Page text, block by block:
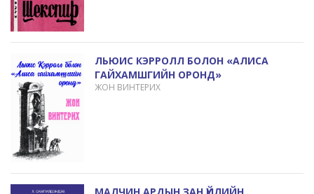
ЛЬЮИС КЭРРОЛЛ БОЛОН «АЛИСА
ГАЙХАМШГИЙН ОРОНД»
ЖОН ВИНТЕРИХ